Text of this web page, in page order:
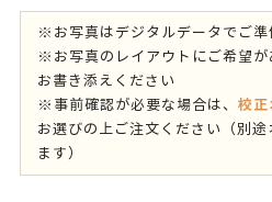
※お写真はデジタルデータでご準
※お写真のレイアウトにご希望
お書き添えください
※事前確認が必要な場合は、 校正
お選びの上ご注文ください（別
ます）